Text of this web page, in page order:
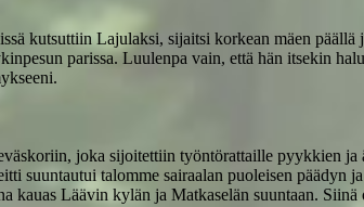
kutsuttiin Lajulaksi, sijaitsi korkean mäen
parissa. Luulenpa vain, että hän itsekin
joka sijoitettiin työntörattaille pyykkien
suuntautui talomme sairaalan puoleisen päädyn
kauas Läävin kylän ja Matkaselän suuntaan.